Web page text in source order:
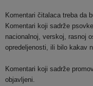
Komentari čitalaca treba da
Komentari koji sadrže
nacionalnoj, verskoj, rasnoj
opredeljenosti, ili bilo kakav
Komentari koji sadrže
objavljeni.